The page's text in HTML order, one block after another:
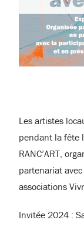
Les artistes
pendant la fête
RANC’ART,
partenariat
associations
Invitée 2024 :